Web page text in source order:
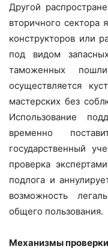
Другой
вторичного сектора
конструкторов или
под видом
таможенных
осуществляется
мастерских без
Использование
временно
государственный
проверка
подлога и
возможность
общего пользования.
Механизмы